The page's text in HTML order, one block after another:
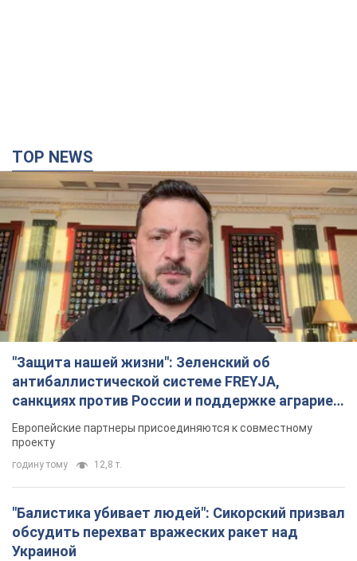
TOP NEWS
"Защита нашей жизни": Зеленский об
антибаллистической системе FREYJA,
санкциях против России и поддержке аграриев.
Видео
Европейские партнеры присоединяются к совместному
проекту
годину тому 12,8 т.
"Балистика убивает людей": Сикорский призвал
обсудить перехват вражеских ракет над
Украиной